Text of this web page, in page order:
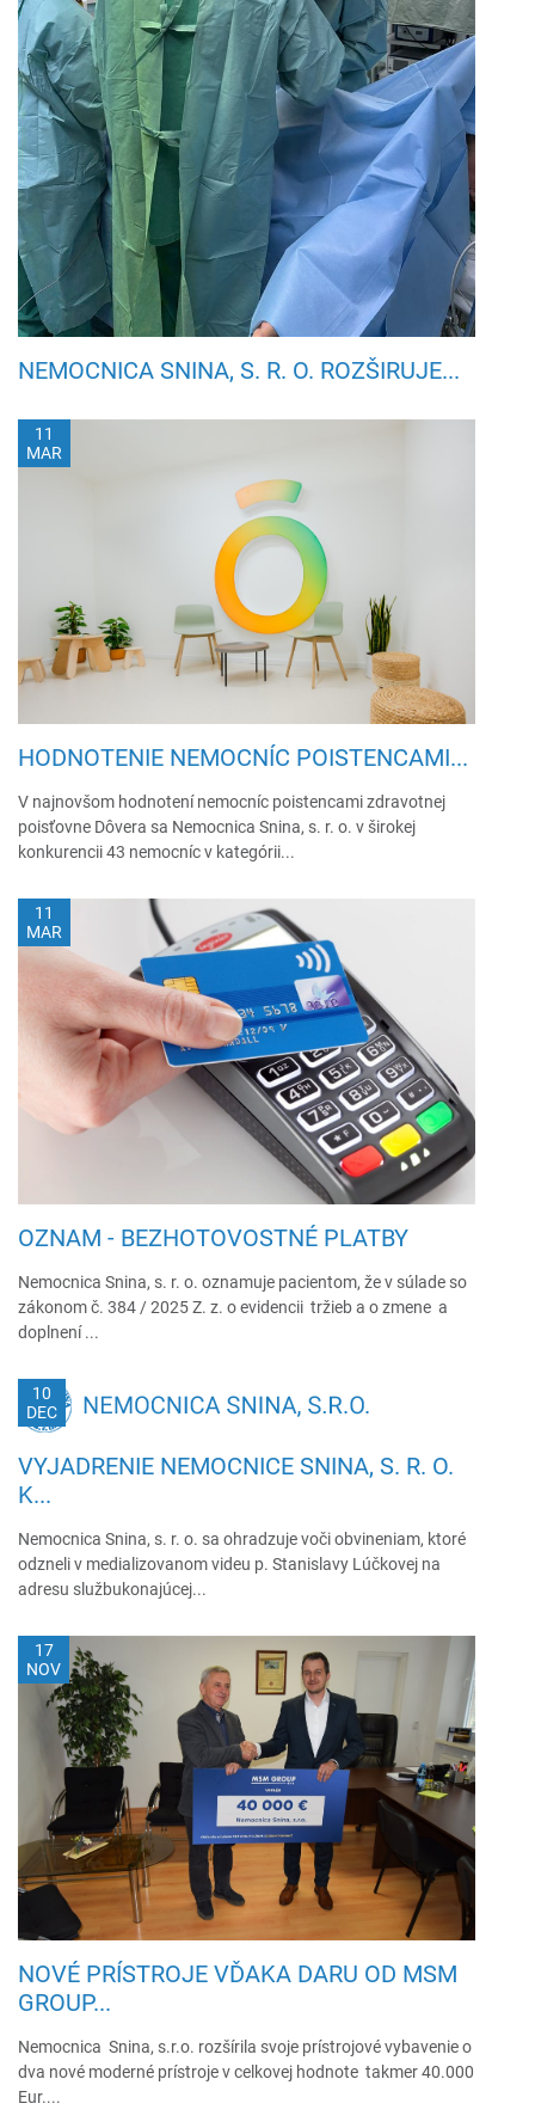
NEMOCNICA SNINA, S. R. O. ROZŠIRUJE...
11
MAR
HODNOTENIE NEMOCNÍC POISTENCAMI...
V najnovšom hodnotení nemocníc poistencami zdravotnej
poisťovne Dôvera sa Nemocnica Snina, s. r. o. v širokej
konkurencii 43 nemocníc v kategórii...
11
MAR
OZNAM - BEZHOTOVOSTNÉ PLATBY
Nemocnica Snina, s. r. o. oznamuje pacientom, že v súlade so
zákonom č. 384 / 2025 Z. z. o evidencii tržieb a o zmene a
doplnení ...
10
DEC
VYJADRENIE NEMOCNICE SNINA, S. R. O.
K...
Nemocnica Snina, s. r. o. sa ohradzuje voči obvineniam, ktoré
odzneli v medializovanom videu p. Stanislavy Lúčkovej na
adresu službukonajúcej...
17
NOV
NOVÉ PRÍSTROJE VĎAKA DARU OD MSM
GROUP...
Nemocnica Snina, s.r.o. rozšírila svoje prístrojové vybavenie o
dva nové moderné prístroje v celkovej hodnote takmer 40.000
Eur....